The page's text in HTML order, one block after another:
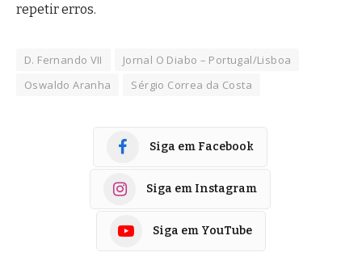
repetir erros.
D. Fernando VII
Jornal O Diabo – Portugal/Lisboa
Oswaldo Aranha
Sérgio Correa da Costa
Siga em Facebook
Siga em Instagram
Siga em YouTube